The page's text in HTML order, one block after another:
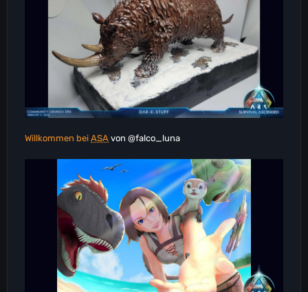
Willkommen bei ASA von @falco_luna